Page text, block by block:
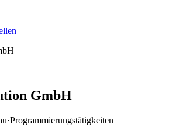
GmbH
·Programmierungstätigkeiten